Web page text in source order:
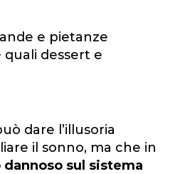
e pietanze
dessert e
dare l’illusoria
il sonno, ma che in
sul sistema